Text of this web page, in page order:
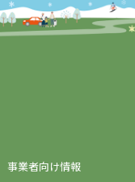
事業者向け情報